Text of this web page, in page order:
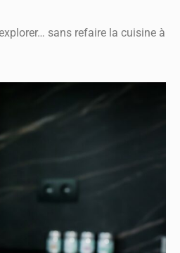
sans refaire la cuisine à